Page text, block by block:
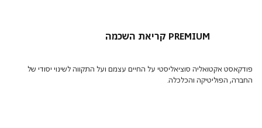
קריאת השכמה PREMIUM
פודקאסט אקטואליה סוציאליסטי על החיים עצמם ועל התקווה לשינוי יסודי של
החברה, הפוליטיקה והכלכלה.